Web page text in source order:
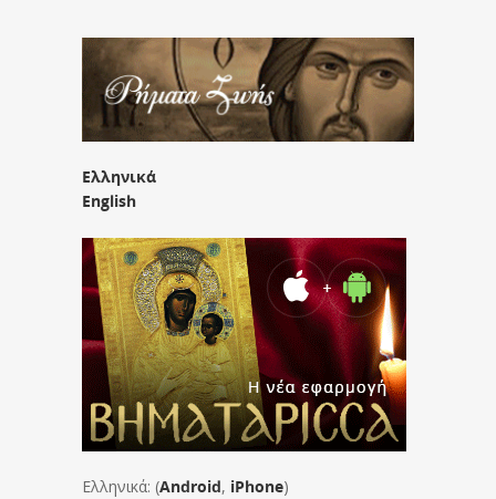
Ελληνικά
English
Ελληνικά: (Android, iPhone)